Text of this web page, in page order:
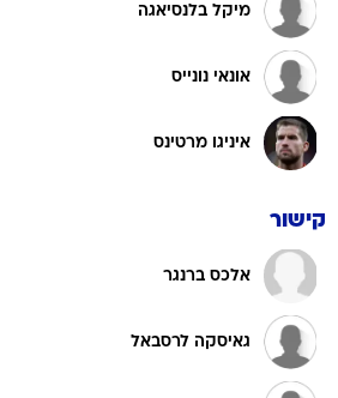
מיקל בלנסיאגה
אונאי נונייס
איניגו מרטינס
קישור
אלכס ברנגר
גאיסקה לרסבאל